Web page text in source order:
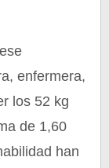
enfermera,
los 52 kg
de 1,60
han